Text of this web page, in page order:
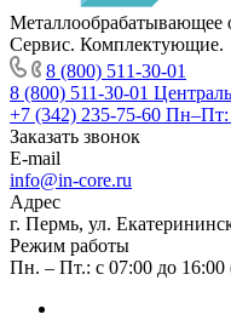
Металлообрабатывающее
Сервис. Комплектующие.
8 (800) 511-30-01
8 (800) 511-30-01
+7 (342) 235-75-60 Пн–Пт:
Заказать звонок
E-mail
info@in-core.ru
Адрес
г. Пермь, ул.
Режим работы
Пн. – Пт.: с 07:00 до 16:00